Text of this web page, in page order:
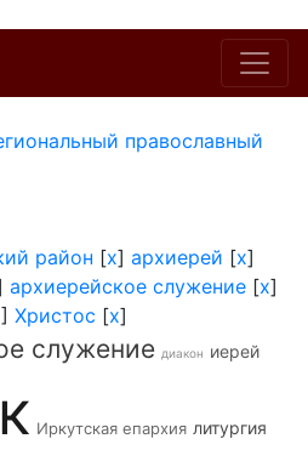
православный
район [x] архиерей [x]
архиерейское служение [x]
] Христос [x]
служение диакон иерей
Иркутская епархия литургия